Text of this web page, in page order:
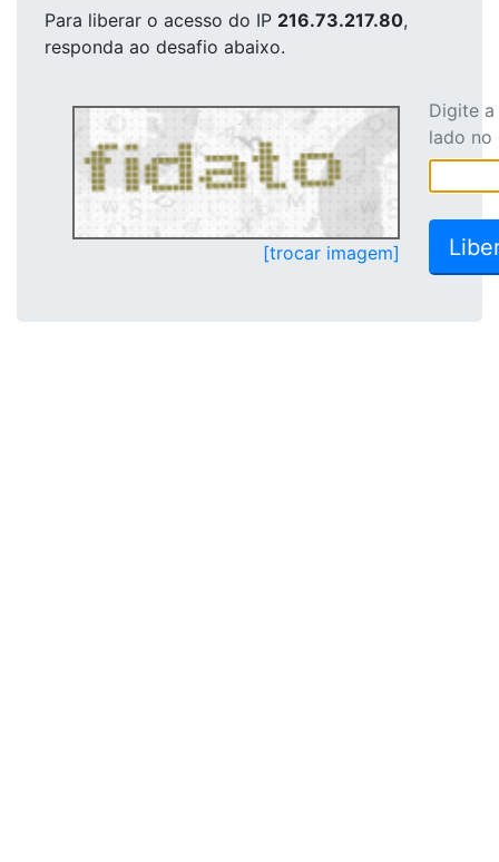
Para liberar o acesso do IP 216.73.217.80,
responda ao desafio abaixo.
[trocar imagem]
Digite
lado no